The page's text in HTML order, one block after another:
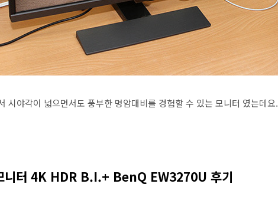
시야각이 넓으면서도 풍부한 명암대비를 경험할 수 있는 모니터 였는데요.
니터 4K HDR B.I.+ BenQ EW3270U 후기